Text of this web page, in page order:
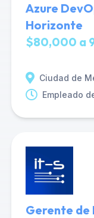
Azure
Horizonte
$80,000 a
Ciudad de
Empleado
Gerente de